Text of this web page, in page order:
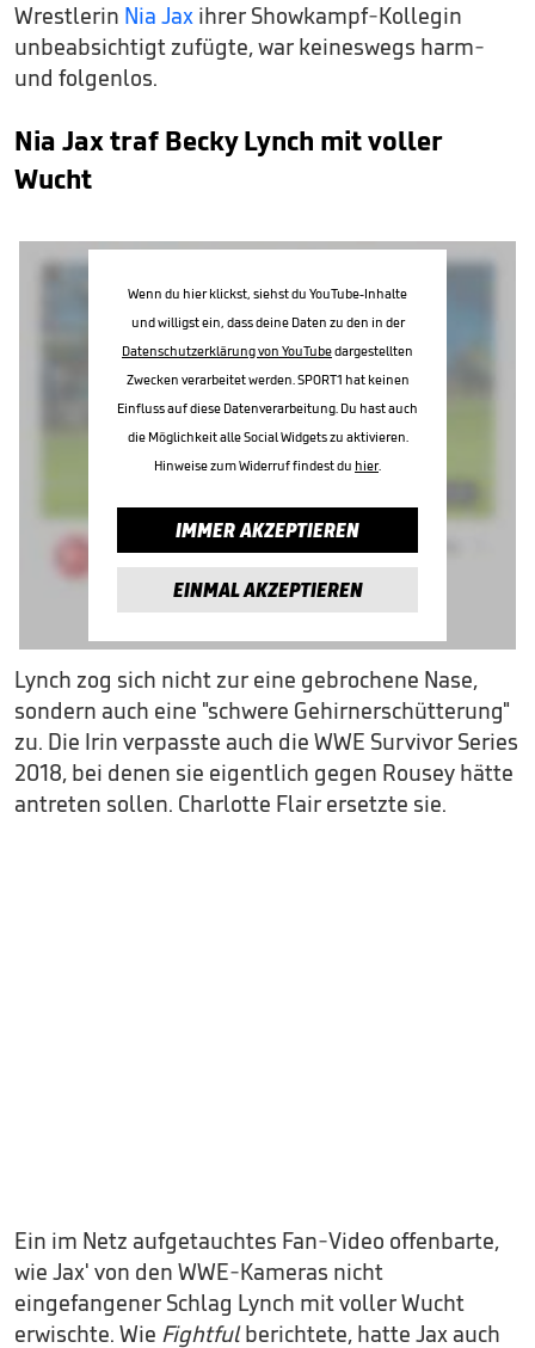
Wrestlerin Nia Jax ihrer Showkampf-Kollegin
unbeabsichtigt zufügte, war keineswegs harm-
und folgenlos.
Nia Jax traf Becky Lynch mit voller
Wucht
Wenn du hier klickst, siehst du YouTube-Inhalte
und willigst ein, dass deine Daten zu den in der
Datenschutzerklärung von YouTubedargestellten
Zwecken verarbeitet werden. SPORT1 hat keinen
Einfluss auf diese Datenverarbeitung. Du hast auch
die Möglichkeit alle Social Widgets zu aktivieren.
Hinweise zum Widerruf findest du hier.
IMMER AKZEPTIEREN
EINMAL AKZEPTIEREN
Lynch zog sich nicht zur eine gebrochene Nase,
sondern auch eine "schwere Gehirnerschütterung"
zu. Die Irin verpasste auch die WWE Survivor Series
2018, bei denen sie eigentlich gegen Rousey hätte
antreten sollen. Charlotte Flair ersetzte sie.
Ein im Netz aufgetauchtes Fan-Video offenbarte,
wie Jax' von den WWE-Kameras nicht
eingefangener Schlag Lynch mit voller Wucht
erwischte. Wie Fightfulberichtete, hatte Jax auch